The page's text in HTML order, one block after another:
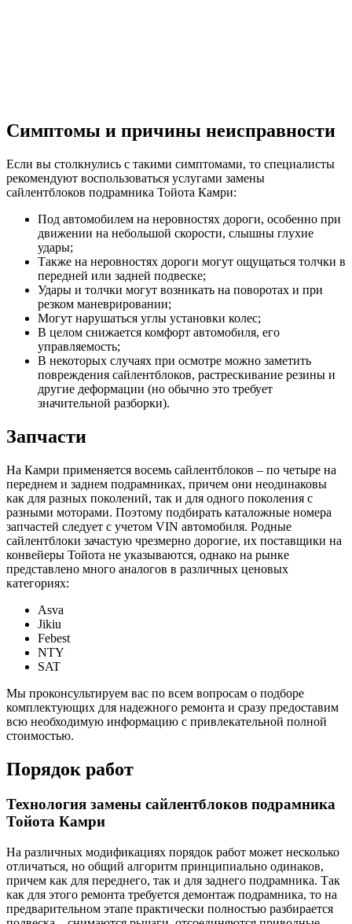
Симптомы и причины неисправности
Если вы столкнулись с такими симптомами, то специалисты
рекомендуют воспользоваться услугами замены
сайлентблоков подрамника Тойота Камри:
Под автомобилем на неровностях дороги, особенно при
движении на небольшой скорости, слышны глухие
удары;
Также на неровностях дороги могут ощущаться толчки в
передней или задней подвеске;
Удары и толчки могут возникать на поворотах и при
резком маневрировании;
Могут нарушаться углы установки колес;
В целом снижается комфорт автомобиля, его
управляемость;
В некоторых случаях при осмотре можно заметить
повреждения сайлентблоков, растрескивание резины и
другие деформации (но обычно это требует
значительной разборки).
Запчасти
На Камри применяется восемь сайлентблоков – по четыре на
переднем и заднем подрамниках, причем они неодинаковы
как для разных поколений, так и для одного поколения с
разными моторами. Поэтому подбирать каталожные номера
запчастей следует с учетом VIN автомобиля. Родные
сайлентблоки зачастую чрезмерно дорогие, их поставщики на
конвейеры Тойота не указываются, однако на рынке
представлено много аналогов в различных ценовых
категориях:
Asva
Jikiu
Febest
NTY
SAT
Мы проконсультируем вас по всем вопросам о подборе
комплектующих для надежного ремонта и сразу предоставим
всю необходимую информацию с привлекательной полной
стоимостью.
Порядок работ
Технология замены сайлентблоков подрамника
Тойота Камри
На различных модификациях порядок работ может несколько
отличаться, но общий алгоритм принципиально одинаков,
причем как для переднего, так и для заднего подрамника. Так
как для этого ремонта требуется демонтаж подрамника, то на
предварительном этапе практически полностью разбирается